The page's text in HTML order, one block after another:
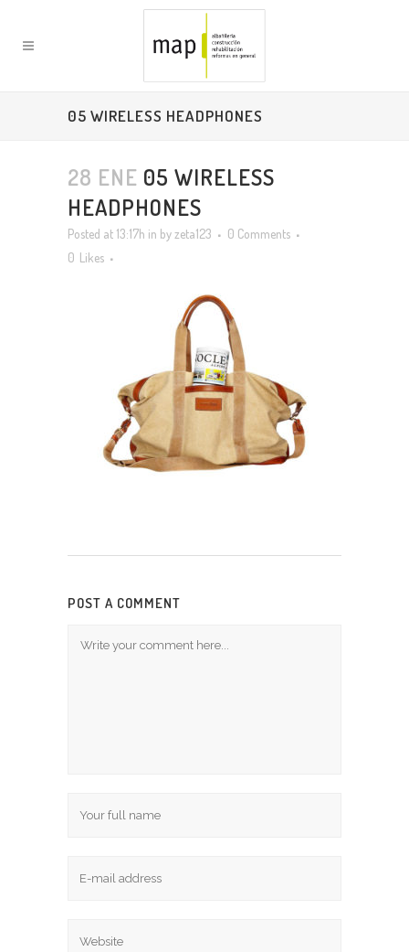
05 WIRELESS HEADPHONES
28 ENE 05 WIRELESS
HEADPHONES
Posted at 13:17h in byzeta123
0 Comments
0 Likes
POST A COMMENT